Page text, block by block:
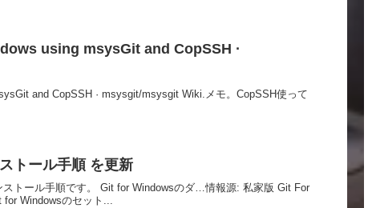
using msysGit and CopSSH ·
and CopSSH · msysgit/msysgit Wiki.メモ。CopSSH使って
トール手順 を更新
トール手順です。 Git for Windowsのダ…情報源: 私家版 Git For
for Windowsのセット...